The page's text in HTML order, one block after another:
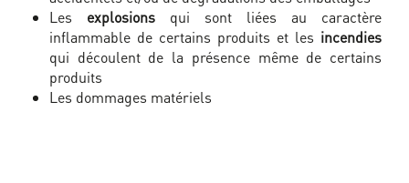
Les explosions qui sont liées au caractère
inflammable de certains produits et les incendies
qui découlent de la présence même de certains
produits
Les dommages matériels